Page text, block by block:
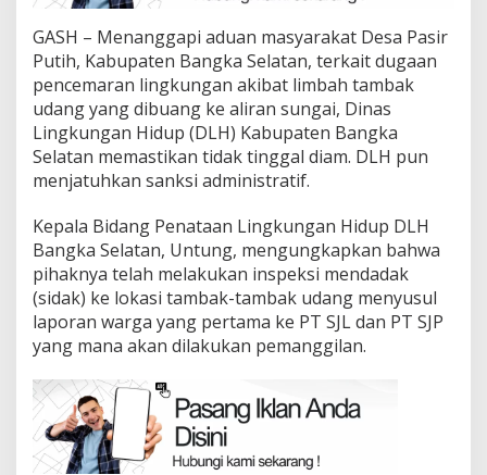
GASH – Menanggapi aduan masyarakat Desa Pasir
Putih, Kabupaten Bangka Selatan, terkait dugaan
pencemaran lingkungan akibat limbah tambak
udang yang dibuang ke aliran sungai, Dinas
Lingkungan Hidup (DLH) Kabupaten Bangka
Selatan memastikan tidak tinggal diam. DLH pun
menjatuhkan sanksi administratif.
Kepala Bidang Penataan Lingkungan Hidup DLH
Bangka Selatan, Untung, mengungkapkan bahwa
pihaknya telah melakukan inspeksi mendadak
(sidak) ke lokasi tambak-tambak udang menyusul
laporan warga yang pertama ke PT SJL dan PT SJP
yang mana akan dilakukan pemanggilan.